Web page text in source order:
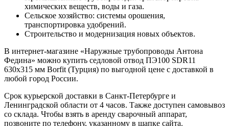
химических веществ, воды и газа.
Сельское хозяйство: системы орошения,
транспортировка удобрений.
Строительство и модернизация новых объектов.
В интернет-магазине «Наружные трубопроводы Антона
Федина» можно купить седловой отвод ПЭ100 SDR11
630x315 мм Borfit (Турция) по выгодной цене с доставкой в
любой город России.
Срок курьерской доставки в Санкт-Петербурге и
Ленинградской области от 4 часов. Также доступен самовывоз
со склада. Чтобы взять в аренду сварочный аппарат,
позвоните по телефону, указанному в шапке сайта.